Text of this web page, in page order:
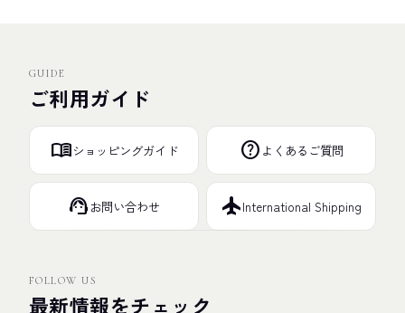
GUIDE
ご利用ガイド
menu_bookショッピングガイド help よくあるご質問
support_agent お問い合わせ flightInternational Shipping
FOLLOW US
最新情報をチェック